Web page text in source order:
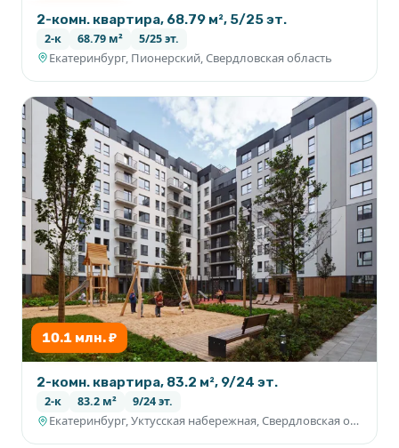
2-комн. квартира, 68.79 м², 5/25 эт.
2-к 68.79 м² 5/25 эт.
Екатеринбург, Пионерский, Свердловская область
10.1 млн. ₽
2-комн. квартира, 83.2 м², 9/24 эт.
2-к 83.2 м² 9/24 эт.
Екатеринбург, Уктусская набережная, Свердловская область